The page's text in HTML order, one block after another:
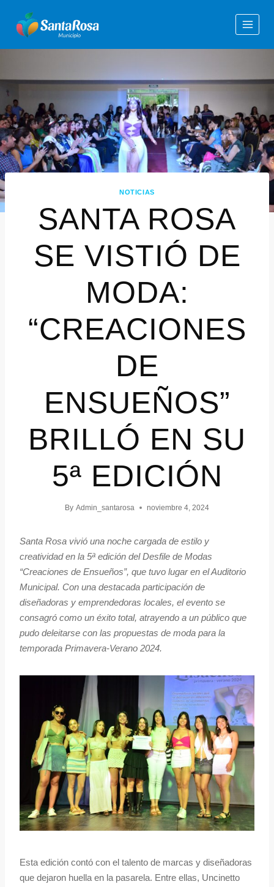
NOTICIAS
SANTA ROSA
SE VISTIÓ DE
MODA:
“CREACIONES
DE
ENSUEÑOS”
BRILLÓ EN SU
5ª EDICIÓN
By Admin_santarosa noviembre 4, 2024
Santa Rosa vivió una noche cargada de estilo y
creatividad en la 5ª edición del Desfile de Modas
“Creaciones de Ensueños”, que tuvo lugar en el Auditorio
Municipal. Con una destacada participación de
diseñadoras y emprendedoras locales, el evento se
consagró como un éxito total, atrayendo a un público que
pudo deleitarse con las propuestas de moda para la
temporada Primavera-Verano 2024.
Esta edición contó con el talento de marcas y diseñadoras
que dejaron huella en la pasarela. Entre ellas, Uncinetto